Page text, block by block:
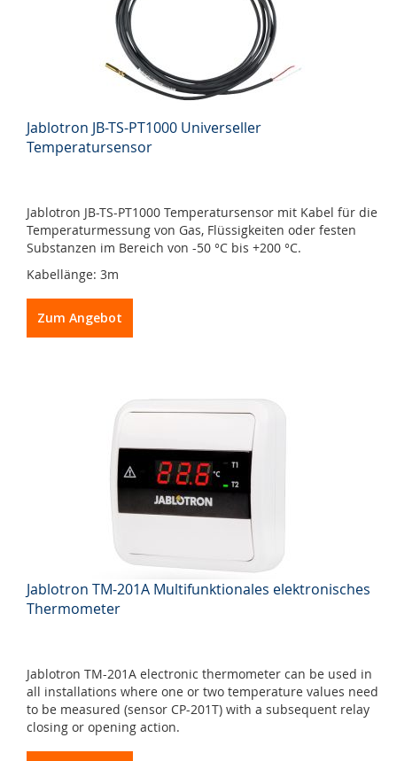
Jablotron JB-TS-PT1000 Universeller
Temperatursensor
Jablotron JB-TS-PT1000 Temperatursensor mit Kabel für die
Temperaturmessung von Gas, Flüssigkeiten oder festen
Substanzen im Bereich von -50 °C bis +200 °C.
Kabellänge: 3m
Zum Angebot
Jablotron TM-201A Multifunktionales elektronisches
Thermometer
Jablotron TM-201A electronic thermometer can be used in
all installations where one or two temperature values need
to be measured (sensor CP-201T) with a subsequent relay
closing or opening action.